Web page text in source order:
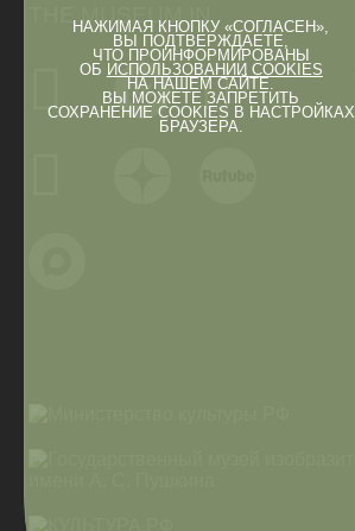
НАЖИМАЯ КНОПКУ «СОГЛАСЕН»,
ВЫ ПОДТВЕРЖДАЕТЕ,
ЧТО ПРОИНФОРМИРОВАНЫ
ОБ ИСПОЛЬЗОВАНИИ COOKIES
НА НАШЕМ САЙТЕ.
ВЫ МОЖЕТЕ ЗАПРЕТИТЬ
СОХРАНЕНИЕ COOKIES В НАСТРОЙКАХ
БРАУЗЕРА.
THE MUSEUM IN